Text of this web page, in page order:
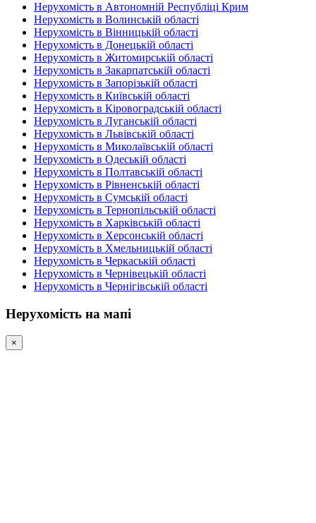
Нерухомість в Автономній Республіці Крим
Нерухомість в Волинській області
Нерухомість в Вінницькій області
Нерухомість в Донецькій області
Нерухомість в Житомирській області
Нерухомість в Закарпатській області
Нерухомість в Запорізькій області
Нерухомість в Київській області
Нерухомість в Кіровоградській області
Нерухомість в Луганській області
Нерухомість в Львівській області
Нерухомість в Миколаївській області
Нерухомість в Одеській області
Нерухомість в Полтавській області
Нерухомість в Рівненській області
Нерухомість в Сумській області
Нерухомість в Тернопільській області
Нерухомість в Харківській області
Нерухомість в Херсонській області
Нерухомість в Хмельницькій області
Нерухомість в Черкаській області
Нерухомість в Чернівецькій області
Нерухомість в Чернігівській області
Нерухомість на мапі
×